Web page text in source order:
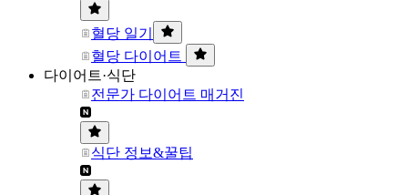
혈당 일기
혈당 다이어트
다이어트·식단
전문가 다이어트 매거진
식단 정보&꿀팁